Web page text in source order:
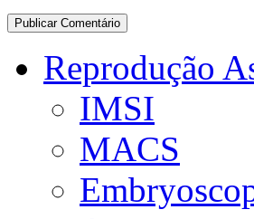
Reprodução
IMSI
MACS